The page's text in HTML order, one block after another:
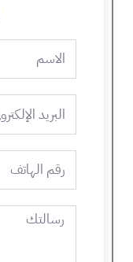
الاسم
الإلكتروني
الهاتف
رسالتك